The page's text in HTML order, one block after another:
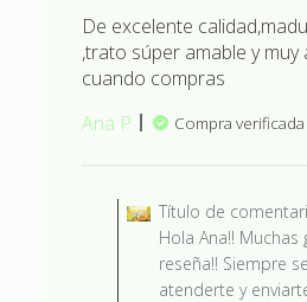
De excelente
,trato súper amable y muy
cuando compras
Ana P.
Compra verificada
Título de
Hola Ana!!
reseña!! Siempre
atenderte y